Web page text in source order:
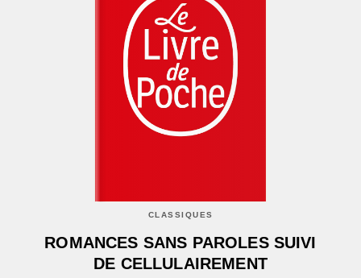
CLASSIQUES
ROMANCES SANS PAROLES SUIVI
DE CELLULAIREMENT